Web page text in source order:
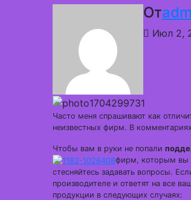
От
Июл 2,
Часто меня спрашивают как
неизвестных фирм. В
Чтобы вам в руки не попали
фирм, которым вы
стесняйтесь задавать вопросы.
производителе и ответят на все
продукции в следующих случаях: